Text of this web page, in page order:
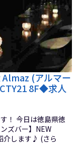
Almaz (アルマー
8F◆求人
！ 今日は徳島県徳
ズバー】NEW
介します♪ (さら